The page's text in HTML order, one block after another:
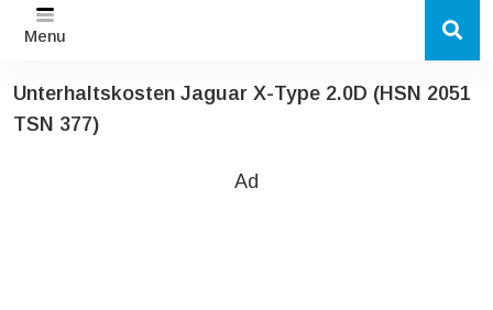
Menu
Unterhaltskosten Jaguar X-Type 2.0D (HSN 2051
TSN 377)
Ad